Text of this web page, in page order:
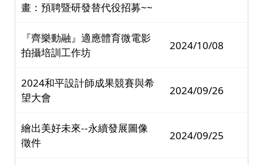
畫：預聘暨研發替代役招募~~
『齊樂動融』適應體育微電影
拍攝培訓工作坊
2024/10/08
2024和平設計師成果競賽與希
望大會
2024/09/26
繪出美好未來--永續發展圖像
徵件
2024/09/25